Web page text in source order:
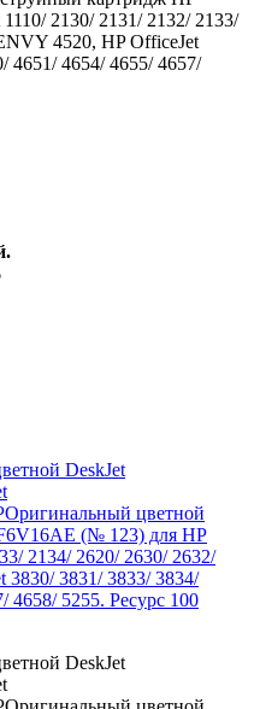
2130/ 2131/ 2132/ 2133/
4520, HP OfficeJet
4651/ 4654/ 4655/ 4657/